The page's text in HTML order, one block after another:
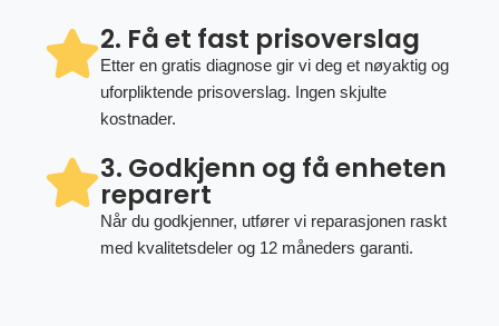
2. Få et fast prisoverslag
Etter en gratis diagnose gir vi deg et nøyaktig og
uforpliktende prisoverslag. Ingen skjulte
kostnader.
3. Godkjenn og få enheten
reparert
Når du godkjenner, utfører vi reparasjonen raskt
med kvalitetsdeler og 12 måneders garanti.